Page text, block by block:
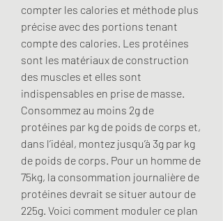
compter les calories et méthode plus
précise avec des portions tenant
compte des calories. Les protéines
sont les matériaux de construction
des muscles et elles sont
indispensables en prise de masse.
Consommez au moins 2g de
protéines par kg de poids de corps et,
dans l’idéal, montez jusqu’à 3g par kg
de poids de corps. Pour un homme de
75kg, la consommation journalière de
protéines devrait se situer autour de
225g. Voici comment moduler ce plan